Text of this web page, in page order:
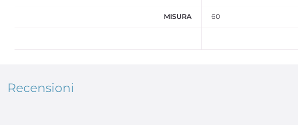
MISURA 60
Recensioni